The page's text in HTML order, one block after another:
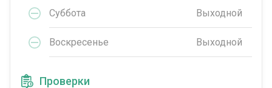
Суббота Выходной
Воскресенье Выходной
Проверки